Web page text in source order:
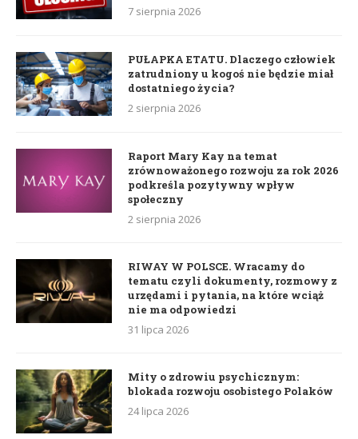
7 sierpnia 2026
PUŁAPKA ETATU. Dlaczego człowiek
zatrudniony u kogoś nie będzie miał
dostatniego życia?
2 sierpnia 2026
Raport Mary Kay na temat
zrównoważonego rozwoju za rok 2026
podkreśla pozytywny wpływ
społeczny
2 sierpnia 2026
RIWAY W POLSCE. Wracamy do
tematu czyli dokumenty, rozmowy z
urzędami i pytania, na które wciąż
nie ma odpowiedzi
31 lipca 2026
Mity o zdrowiu psychicznym:
blokada rozwoju osobistego Polaków
24 lipca 2026